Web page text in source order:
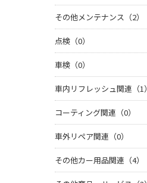
その他メンテナンス（2）
点検（0）
車検（0）
車内リフレッシュ関連（1）
コーティング関連（0）
車外リペア関連（0）
その他カー用品関連（4）